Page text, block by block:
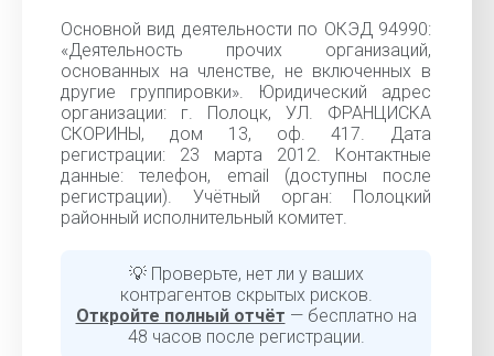
Основной вид деятельности по ОКЭД 94990:
«Деятельность прочих организаций,
основанных на членстве, не включенных в
другие группировки». Юридический адрес
организации: г. Полоцк, УЛ. ФРАНЦИСКА
СКОРИНЫ, дом 13, оф. 417. Дата
регистрации: 23 марта 2012. Контактные
данные: телефон, email (доступны после
регистрации). Учётный орган: Полоцкий
районный исполнительный комитет.
💡 Проверьте, нет ли у ваших
контрагентов скрытых рисков.
Откройте полный отчёт — бесплатно на
48 часов после регистрации.